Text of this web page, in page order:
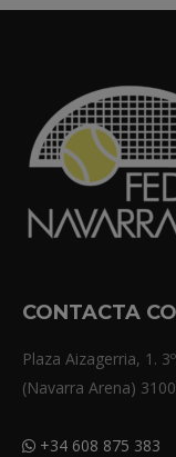
CONTACTA
Plaza Aizagerria, 1.
(Navarra Arena)
+34 608 875 383